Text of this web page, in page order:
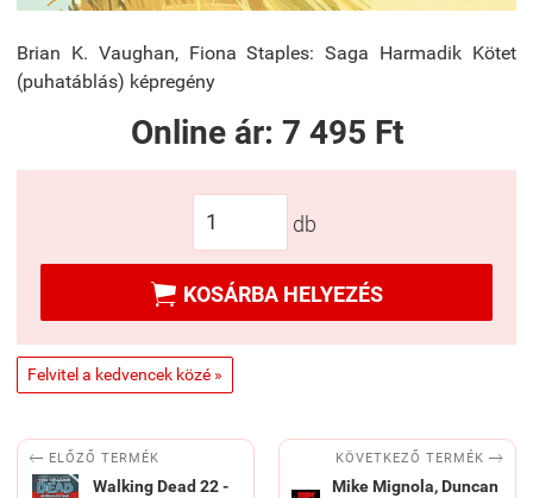
Brian K. Vaughan, Fiona Staples: Saga Harmadik Kötet
(puhatáblás) képregény
Online ár: 7 495 Ft
db
 KOSÁRBA HELYEZÉS
Felvitel a kedvencek közé »
 ELŐZŐ TERMÉK
Walking Dead 22 -
KÖVETKEZŐ TERMÉK 
Mike Mignola, Duncan